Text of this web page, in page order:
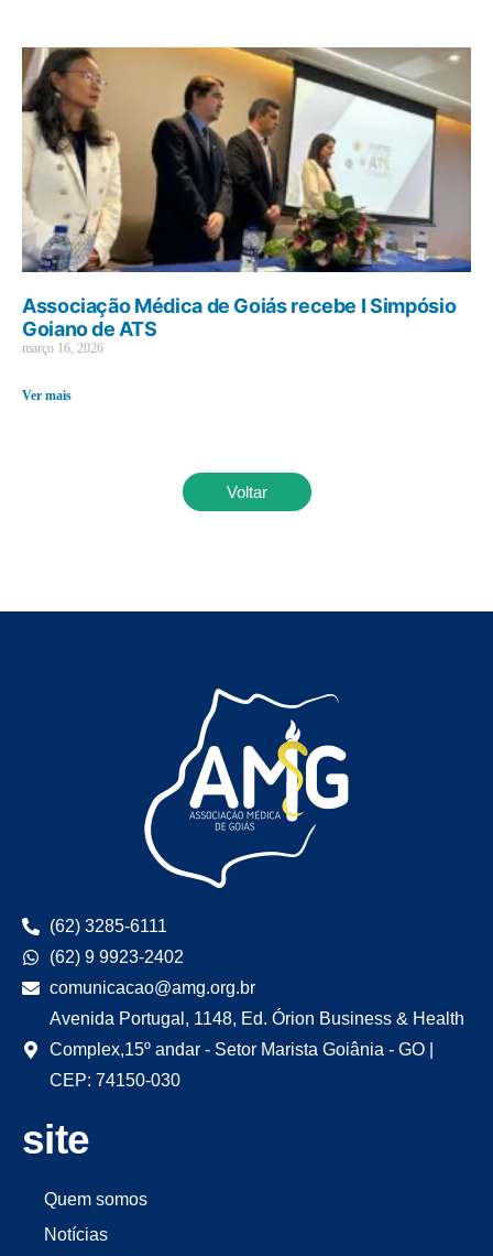
Associação Médica de Goiás recebe I Simpósio
Goiano de ATS
março 16, 2026
Ver mais
Voltar
(62) 3285-6111
(62) 9 9923-2402
comunicacao@amg.org.br
Avenida Portugal, 1148, Ed. Órion Business & Health
Complex,15º andar - Setor Marista Goiânia - GO |
CEP: 74150-030
site
Quem somos
Notícias